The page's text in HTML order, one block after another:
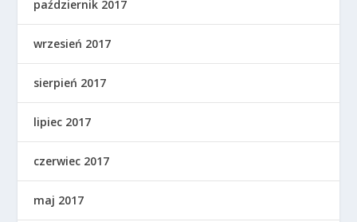
październik 2017
wrzesień 2017
sierpień 2017
lipiec 2017
czerwiec 2017
maj 2017